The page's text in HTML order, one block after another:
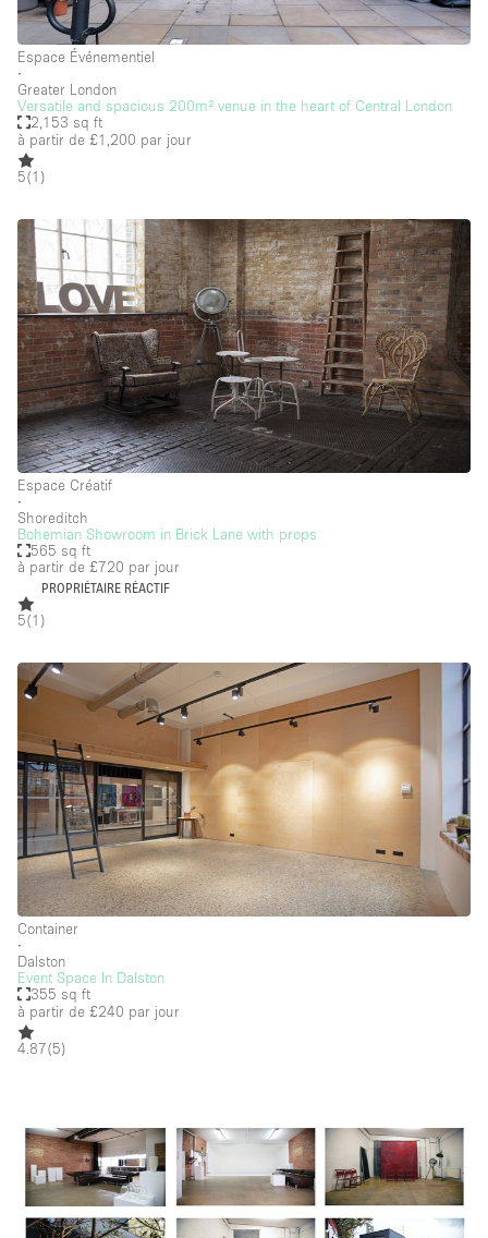
Espace Événementiel
∙
Greater London
Versatile and spacious 200m² venue in the heart of Central London
2,153 sq ft
à partir de £1,200 par jour
5(1 )
Espace Créatif
∙
Shoreditch
Bohemian Showroom in Brick Lane with props
565 sq ft
à partir de £720 par jour
PROPRIÉTAIRE RÉACTIF
5(1 )
Container
∙
Dalston
Event Space In Dalston
355 sq ft
à partir de £240 par jour
4.87(5)